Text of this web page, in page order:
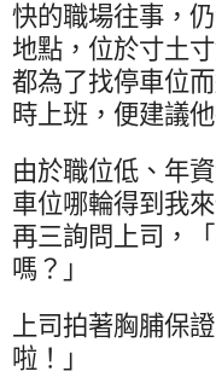
快的職場往事，
地點，位於寸土
都為了找停車位
時上班，便建議
由於職位低、年
車位哪輪得到我
再三詢問上司，
嗎？」
上司拍著胸脯保
啦！」